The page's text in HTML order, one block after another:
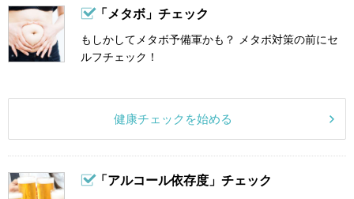
「メタボ」チェック
もしかしてメタボ予備軍かも？ メタボ対策の前にセ
ルフチェック！
健康チェックを始める
「アルコール依存度」チェック